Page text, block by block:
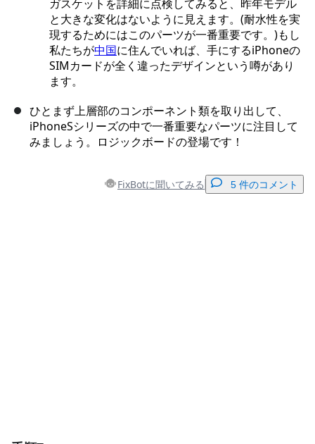
ガスケットを詳細に点検してみると、昨年モデル
と大きな変化はないように見えます。(耐水性を実
現するためにはこのパーツが一番重要です。)もし
私たちが中国に住んでいれば、手にするiPhoneの
SIMカードが全く違ったデザインという噂があり
ます。
ひとまず上層部のコンポーネント類を取り出して、
iPhoneSシリーズの中で一番重要なパーツに注目して
みましょう。ロジックボードの登場です！
FixBotに聞いてみる 5 件のコメント